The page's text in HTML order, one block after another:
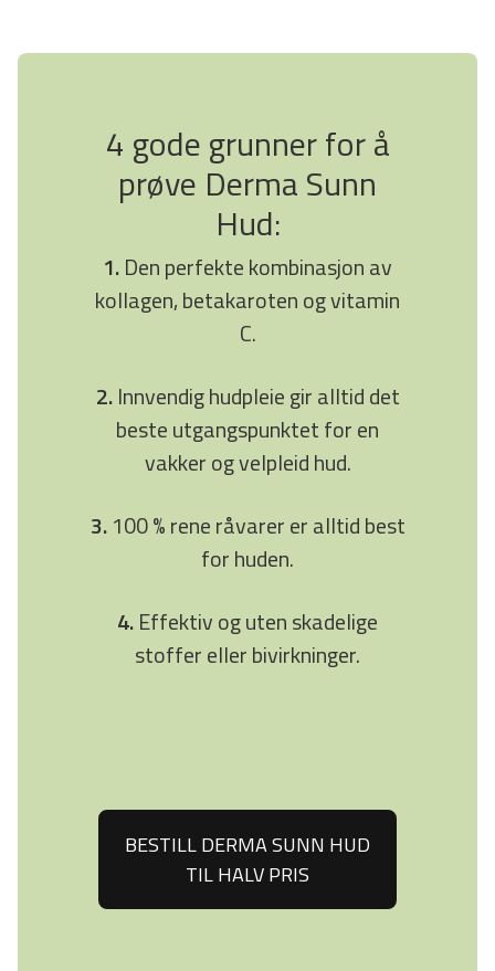
4 gode grunner for å
prøve Derma Sunn
Hud:
1.Den perfekte kombinasjon av
kollagen, betakaroten og vitamin
C.
2.Innvendig hudpleie gir alltid det
beste utgangspunktet for en
vakker og velpleid hud.
3.100 % rene råvarer er alltid best
for huden.
4.Effektiv og uten skadelige
stoffer eller bivirkninger.
BESTILL DERMA SUNN HUD
TIL HALV PRIS